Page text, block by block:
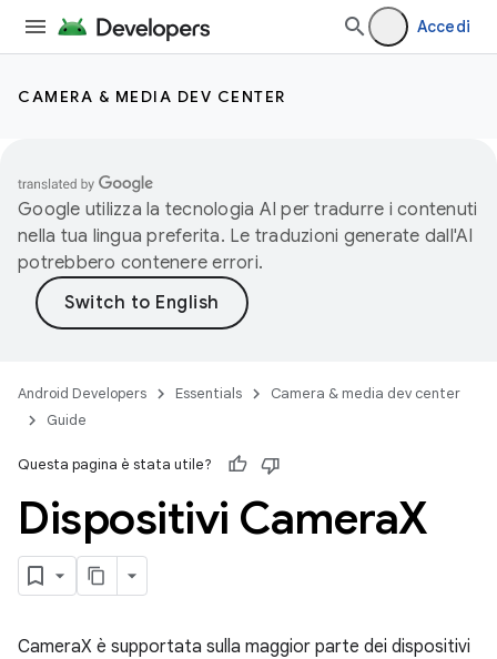
Accedi
CAMERA & MEDIA DEV CENTER
Google utilizza la tecnologia AI per tradurre i contenuti
nella tua lingua preferita. Le traduzioni generate dall'AI
potrebbero contenere errori.
Android Developers Essentials
Camera & media dev center
Guide
Questa pagina è stata utile?
Dispositivi CameraX
CameraX è supportata sulla maggior parte dei dispositivi